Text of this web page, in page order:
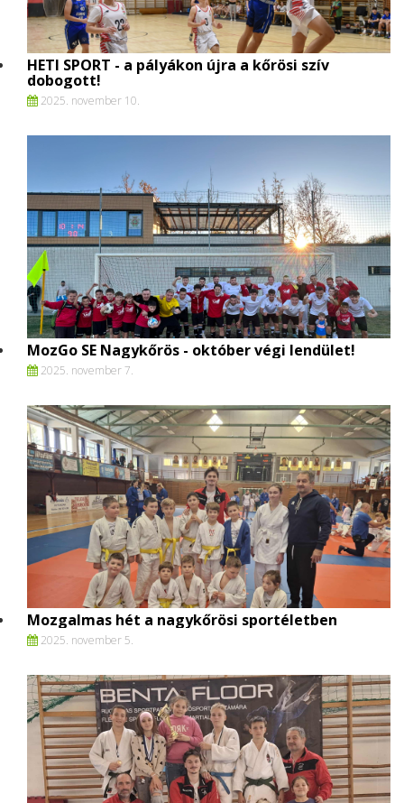
HETI SPORT - a pályákon újra a kőrösi szív
dobogott!
2025. november 10.
MozGo SE Nagykőrös - október végi lendület!
2025. november 7.
Mozgalmas hét a nagykőrösi sportéletben
2025. november 5.